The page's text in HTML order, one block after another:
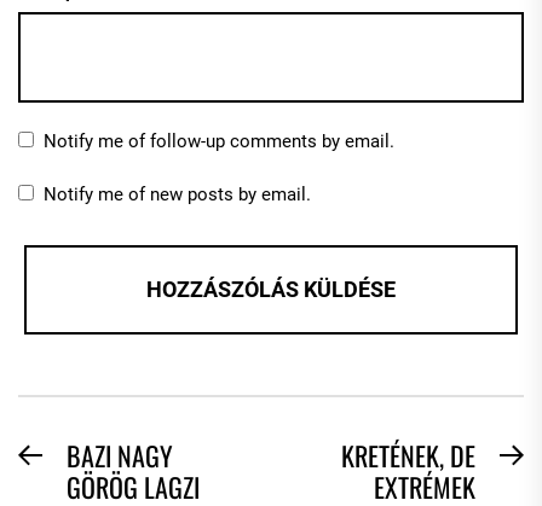
Notify me of follow-up comments by email.
Notify me of new posts by email.
BEJEGYZÉS
PreviousBAZI NAGY
GÖRÖG LAGZI
KRETÉNEK, DE
EXTRÉMEK